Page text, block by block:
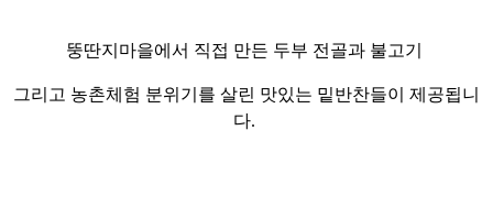
뚱딴지마을에서 직접 만든 두부 전골과 불고기
그리고 농촌체험 분위기를 살린 맛있는 밑반찬들이 제공됩니
다.